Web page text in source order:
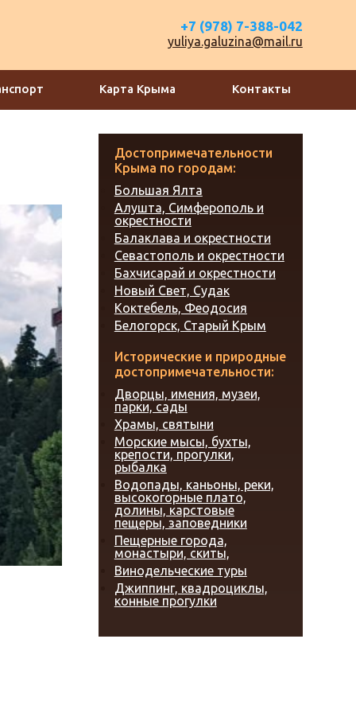
+7 (978) 7-388-042
yuliya.galuzina@mail.ru
Карта Крыма Контакты
Достопримечательности
Крыма по городам:
Большая Ялта
Алушта, Симферополь и
окрестности
Балаклава и окрестности
Севастополь и окрестности
Бахчисарай и окрестности
Новый Свет, Судак
Коктебель, Феодосия
Белогорск, Старый Крым
Исторические и природные
достопримечательности:
Дворцы, имения, музеи,
парки, сады
Храмы, святыни
Морские мысы, бухты,
крепости, прогулки,
рыбалка
Водопады, каньоны, реки,
высокогорные плато,
долины, карстовые
пещеры, заповедники
Пещерные города,
монастыри, скиты,
Винодельческие туры
Джиппинг, квадроциклы,
конные прогулки